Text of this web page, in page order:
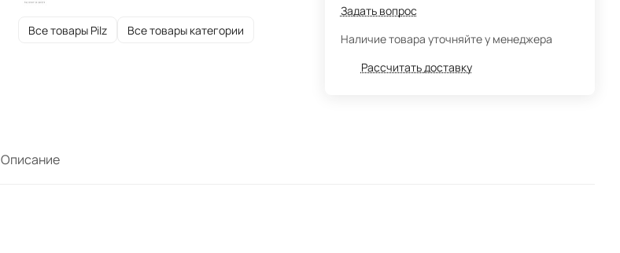
Все товары Pilz Все товары категории
Задать вопрос
Наличие товара уточняйте у менеджера
Рассчитать доставку
Описание